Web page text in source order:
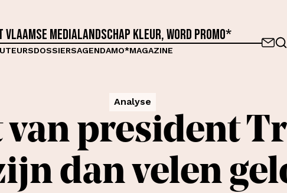
medialandschap kleur, word proMO*
DOSSIERSAGENDAMO*MAGAZINE
Analyse
van president
dan velen